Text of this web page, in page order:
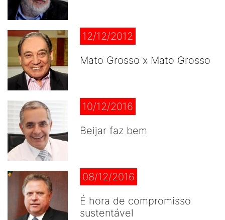
12/12/2012
Mato Grosso x Mato Grosso
10/12/2016
Beijar faz bem
08/12/2016
É hora de compromisso
sustentável